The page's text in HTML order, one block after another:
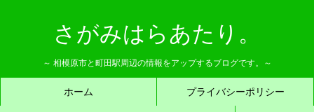
さがみはらあたり。
～ 相模原市と町田駅周辺の情報をアップするブログです。～
ホーム プライバシーポリシー